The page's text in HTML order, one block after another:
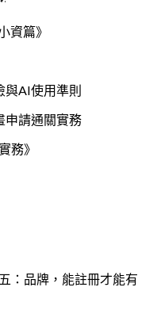
資篇》
與AI使用準則
申請通關實務
務》
：品牌，能註冊才能有